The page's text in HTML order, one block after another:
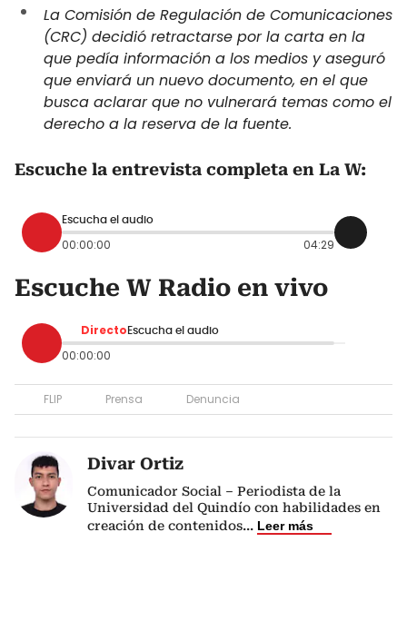
La Comisión de Regulación de Comunicaciones
(CRC) decidió retractarse por la carta en la
que pedía información a los medios yaseguró
que enviará un nuevo documento, en el que
busca aclarar que no vulnerará temas como el
derecho a la reserva de la fuente.
Escuche la entrevista completa en La W:
Escucha el audio
00:00:00 04:29
Escuche W Radio en vivo
Directo Escucha el audio
00:00:00
FLIP Prensa Denuncia
Divar Ortiz
Comunicador Social – Periodista de la
Universidad del Quindío con habilidades en
creación de contenidos... Leer más